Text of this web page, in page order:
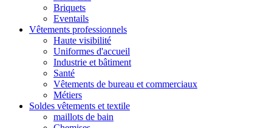
Briquets
Eventails
Vêtements professionnels
Haute visibilité
Uniformes d'accueil
Industrie et bâtiment
Santé
Vêtements de bureau et commerciaux
Métiers
Soldes vêtements et textile
maillots de bain